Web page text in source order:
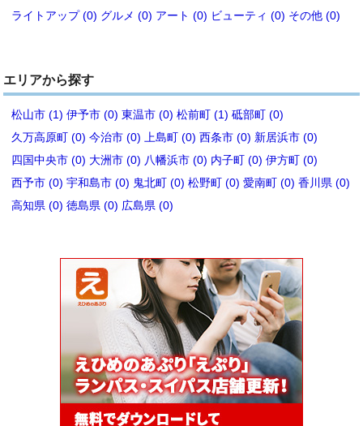
ライトアップ (0) グルメ (0) アート (0) ビューティ (0) その他 (0)
エリアから探す
松山市 (1) 伊予市 (0) 東温市 (0) 松前町 (1) 砥部町 (0)
久万高原町 (0) 今治市 (0) 上島町 (0) 西条市 (0) 新居浜市 (0)
四国中央市 (0) 大洲市 (0) 八幡浜市 (0) 内子町 (0) 伊方町 (0)
西予市 (0) 宇和島市 (0) 鬼北町 (0) 松野町 (0) 愛南町 (0) 香川県 (0)
高知県 (0) 徳島県 (0) 広島県 (0)